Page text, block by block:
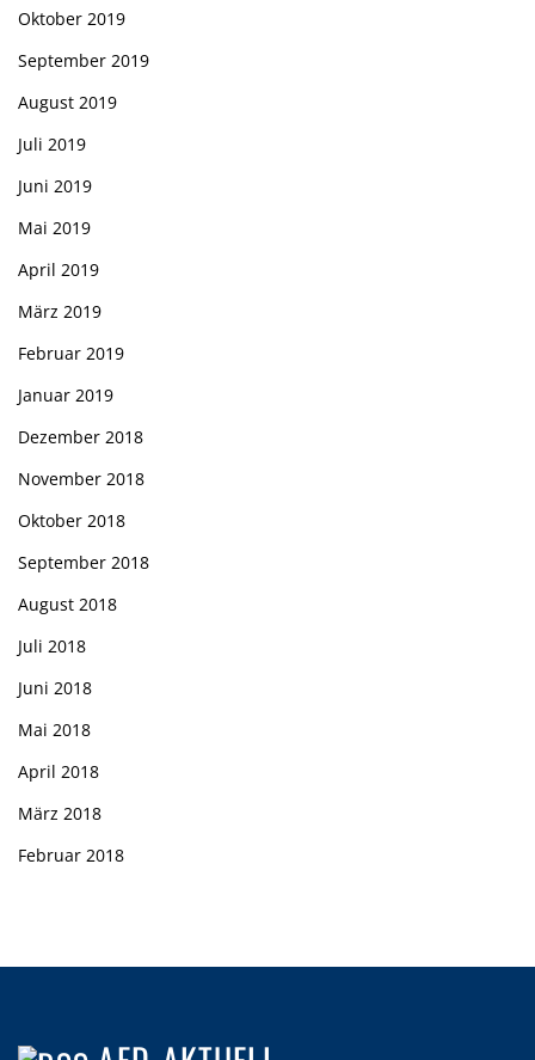
Oktober 2019
September 2019
August 2019
Juli 2019
Juni 2019
Mai 2019
April 2019
März 2019
Februar 2019
Januar 2019
Dezember 2018
November 2018
Oktober 2018
September 2018
August 2018
Juli 2018
Juni 2018
Mai 2018
April 2018
März 2018
Februar 2018